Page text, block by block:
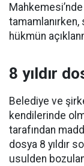
hükmün
8 yıldır
Belediye ve
kendilerinde
tarafından
dosya 8 yıldır
usulden